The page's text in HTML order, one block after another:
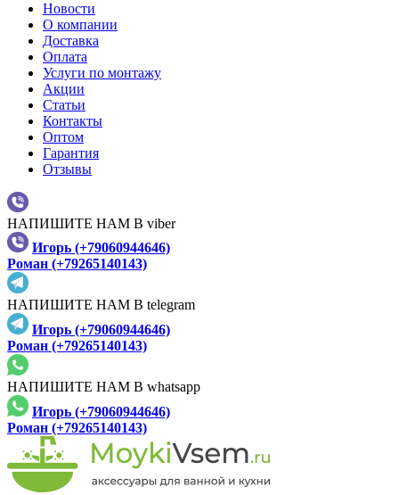
Новости
О компании
Доставка
Оплата
Услуги по монтажу
Акции
Статьи
Контакты
Оптом
Гарантия
Отзывы
НАПИШИТЕ НАМ В viber
Игорь (+79060944646)
Роман (+79265140143)
НАПИШИТЕ НАМ В telegram
Игорь (+79060944646)
Роман (+79265140143)
НАПИШИТЕ НАМ В whatsapp
Игорь (+79060944646)
Роман (+79265140143)